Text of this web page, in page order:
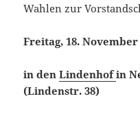
Wahlen zur
Freitag, 18. November
in denLindenhofin
(Lindenstr. 38)